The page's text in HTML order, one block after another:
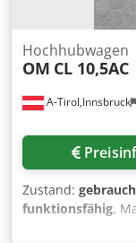
Schukostecker für
A-Tirol,Innsbruck
Hochhubwagen
OM CL 10,5AC
Zustand:
funktionsfähig,